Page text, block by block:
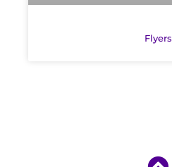
Flyers